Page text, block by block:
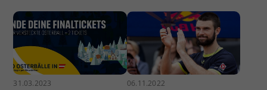
31.03.2023 06.11.2022